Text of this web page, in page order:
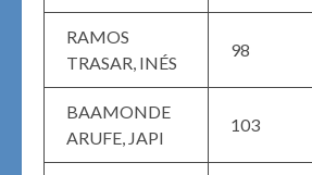
RAMOS
TRASAR, INÉS
98
BAAMONDE
ARUFE, JAPI
103